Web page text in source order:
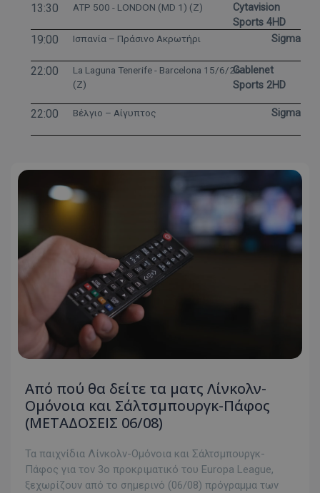
13:30 ATP 500 - LONDON (MD 1) (Z)
Cytavision
Sports 4HD
19:00 Ισπανία – Πράσινο Ακρωτήρι Sigma
22:00
La Laguna Tenerife - Barcelona 15/6/26
(Z)
Cablenet
Sports 2HD
22:00 Βέλγιο – Αίγυπτος Sigma
Από πού θα δείτε τα ματς Λίνκολν-
Ομόνοια και Σάλτσμπουργκ-Πάφος
(ΜΕΤΑΔΟΣΕΙΣ 06/08)
Τα παιχνίδια Λίνκολν-Ομόνοια και Σάλτσμπουργκ-
Πάφος για τον 3ο προκριματικό του Europa League,
ξεχωρίζουν από το σημερινό (06/08) πρόγραμμα των